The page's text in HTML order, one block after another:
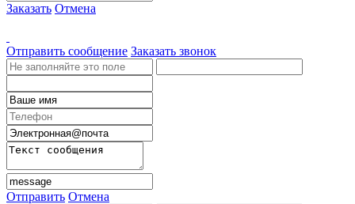
Заказать Отмена
Отправить сообщение Заказать звонок
Отправить Отмена